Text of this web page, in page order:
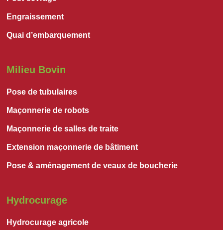
Engraissement
Quai d’embarquement
Milieu Bovin
Pose de tubulaires
Maçonnerie de robots
Maçonnerie de salles de traite
Extension maçonnerie de bâtiment
Pose & aménagement de veaux de boucherie
Hydrocurage
Hydrocurage agricole